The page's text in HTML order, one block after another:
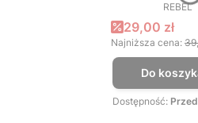
REBEL
Cena
29,00 zł
Najniższa cena:
Do
Dostępność: